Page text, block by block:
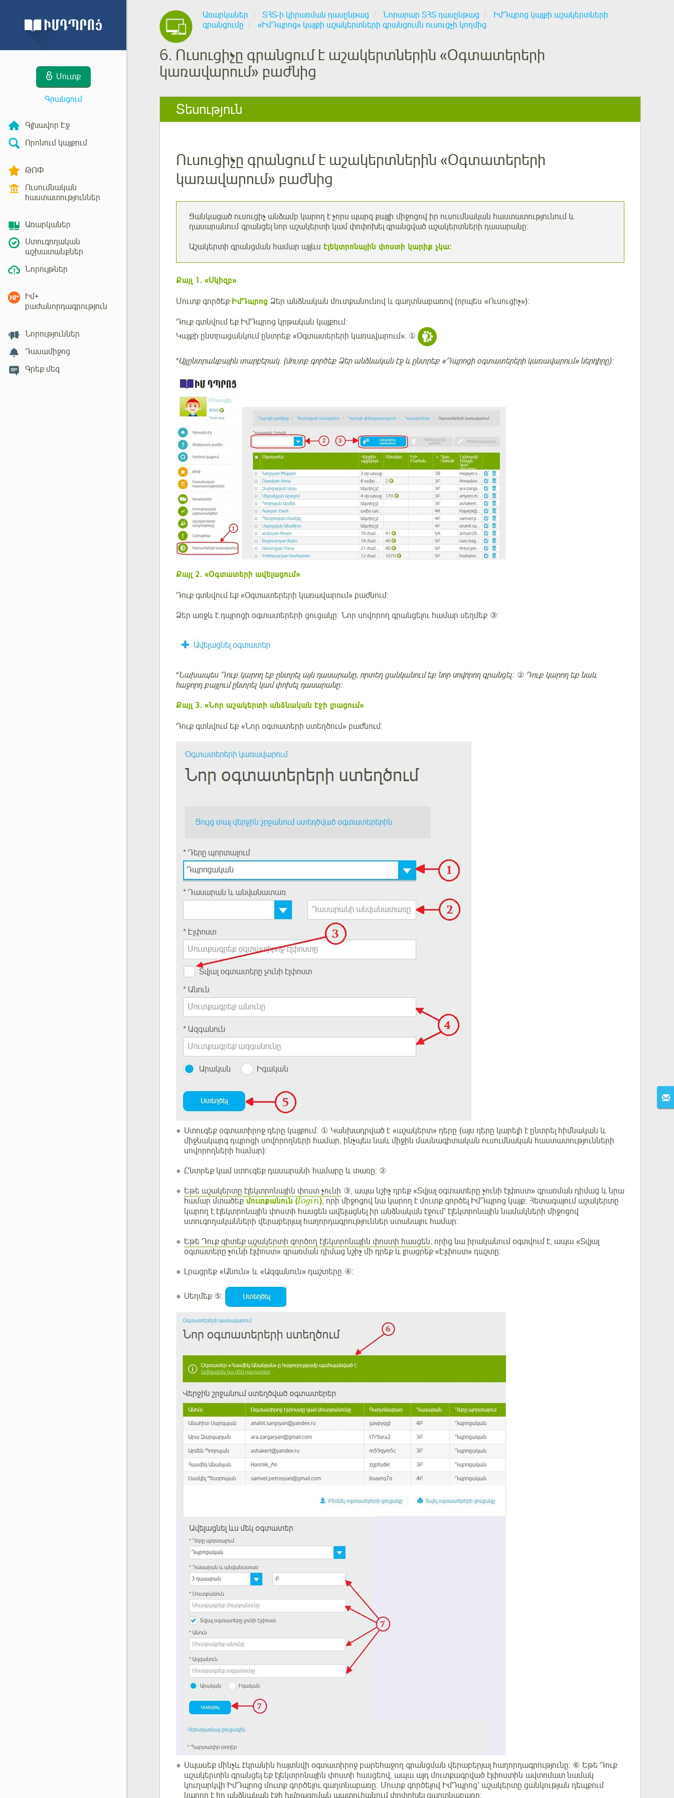
Մուտք
Գրանցում
Գլխավոր Էջ
Որոնում կայքում
ԹՈՓ
Ուսումնական
հաստատություններ
Առարկաներ
Ստուգողական
աշխատանքներ
Նորույթներ
Իմ+
բաժանորդագրություն
Նորություններ
Դասամիջոց
Գրեք մեզ
Առարկաներ ՏՀՏ-ի կիրառման դասընթաց Նորարար ՏՀՏ դասընթաց
ԻմԴպրոց կայքի աշակերտների
գրանցումը
«ԻմԴպրոց» կայքի աշակերտների գրանցումն ուսուցչի կողմից
6. Ուսուցիչը գրանցում է աշակերտներին «Օգտատերերի
կառավարում» բաժնից
Տեսություն
Ուսուցիչը գրանցում է աշակերտներին «Օգտատերերի
կառավարում» բաժնից
Ցանկացած ուսուցիչ անձամբ կարող է չորս պարզ քայլի միջոցով իր ուսումնական հաստատությունում և
դասարանում գրանցել նոր աշակերտի կամ փոփոխել գրանցված աշակերտների դասարանը։
Աշակերտի գրանցման համար այլևս էլեկտրոնային փոստի կարիք չկա։
Քայլ 1. «Սկիզբ»
Մուտք գործեք ԻմԴպրոց Ձեր անձնական մուտքանունով և գաղտնաբառով (որպես «Ուսուցիչ»)։
Դուք գտնվում եք ԻմԴպրոց կրթական կայքում։
Կայքի ընտրացանկում ընտրեք «Օգտատերերի կառավարում»։ ①
*Այլընտրանքային տարբերակ․ (մուտք գործեք Ձեր անձնական էջ և ընտրեք «Դպրոցի օգտատերերի կառավարում» ներդիրը)։
Քայլ 2. «Օգտատերի ավելացում»
Դուք գտնվում եք «Օգտատերերի կառավարում» բաժնում։
Ձեր առջև է դպրոցի օգտատերերի ցուցակը։ Նոր սովորող գրանցելու համար սեղմեք ③։
*Նախապես Դուք կարող եք ընտրել այն դասարանը, որտեղ ցանկանում եք նոր սովորող գրանցել։ ② Դուք կարող եք նաև
հաջորդ քայլում ընտրել կամ փոխել դասարանը։
Քայլ 3. «Նոր աշակերտի անձնական էջի լրացում»
Դուք գտնվում եք «Նոր օգտատերի ստեղծում» բաժնում։
Ստուգեք օգտատիրոջ դերը կայքում։ ① Կանխադրված է «աշակերտ» դերը (այս դերը կարելի է ընտրել հիմնական և
միջնակարգ դպրոցի սովորողների համար, ինչպես նաև միջին մասնագիտական ուսումնական հաստատությունների
սովորողների համար)։
Ընտրեք կամ ստուգեք դասարանի համարը և տառը։ ②
Եթե աշակերտը էլեկտրոնային փոստ չունի ③, ապա նշիչ դրեք «Տվյալ օգտատերը չունի էլփոստ» գրառման դիմաց և նրա
համար մտածեք մուտքանուն (login), որի միջոցով նա կարող է մուտք գործել ԻմԴպրոց կայք։ Հետագայում աշակերտը
կարող է էլեկտրոնային փոստի հասցեն ավելացնել իր անձնական էջում՝ էլեկտրոնային նամակների միջոցով
ստուգողականների վերաբերյալ հաղորդագրություններ ստանալու համար։
Եթե Դուք գիտեք աշակերտի գործող էլեկտրոնային փոստի հասցեն, որից նա իրականում օգտվում է, ապա «Տվյալ
օգտատերը չունի էլփոստ» գրառման դիմաց նշիչ մի դրեք և լրացրեք «Էլփոստ» դաշտը։
Լրացրեք «Անուն» և «Ազգանուն» դաշտերը ④։
Սեղմեք ⑤։
Սպասեք մինչև էկրանին հայտնվի օգտատիրոջ բարեհաջող գրանցման վերաբերյալ հաղորդագրությունը։ ⑥ Եթե Դուք
աշակերտին գրանցել եք էլեկտրոնային փոստի հասցեով, ապա այդ մուտքագրված էլփոստին ավտոմատ նամակ
կուղարկվի ԻմԴպրոց մուտք գործելու գաղտնաբառը։ Մուտք գործելով ԻմԴպրոց՝ աշակերտը ցանկության դեպքում
կարող է իր անձնական էջի խմբագրման պատուհանում փոփոխել գաղտնաբառը։